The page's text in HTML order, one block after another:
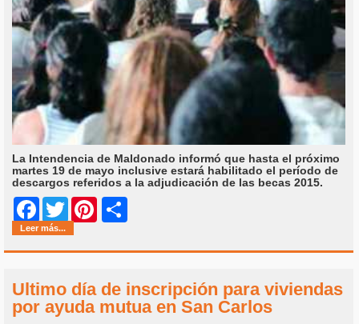
La Intendencia de Maldonado informó que hasta el próximo
martes 19 de mayo inclusive estará habilitado el período de
descargos referidos a la adjudicación de las becas 2015.
Facebook
Twitter Pinterest
Leer más...
Ultimo día de inscripción para viviendas
por ayuda mutua en San Carlos